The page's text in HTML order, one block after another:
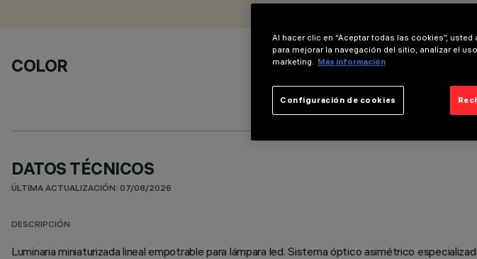
COLOR
DATOS TÉCNICOS
ÚLTIMA ACTUALIZACIÓN: 07/08/2026
DESCRIPCIÓN
Luminaria miniaturizada lineal empotrable para lámpara led. Sistema óptico asimétrico
Al hacer clic en “Aceptar todas las cookies”,
para mejorar la navegación del sitio, analizar el
marketing. Más información
Configuración de cookies